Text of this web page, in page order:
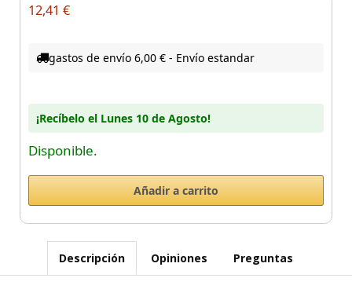
12,41 €
gastos de envío 6,00 € - Envío estandar
¡Recíbelo el Lunes 10 de Agosto!
Disponible.
Descripción Opiniones Preguntas